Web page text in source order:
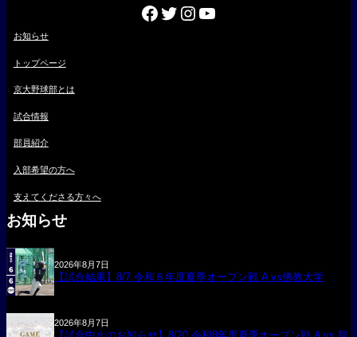
Facebook Twitter Instagram YouTube
お知らせ
トップページ
京大野球部とは
試合情報
部員紹介
入部希望の方へ
支えてくださる方々へ
お知らせ
2026年8月7日
【試合結果】8/7 令和８年度夏季オープン戦 A vs佛教大学
2026年8月7日